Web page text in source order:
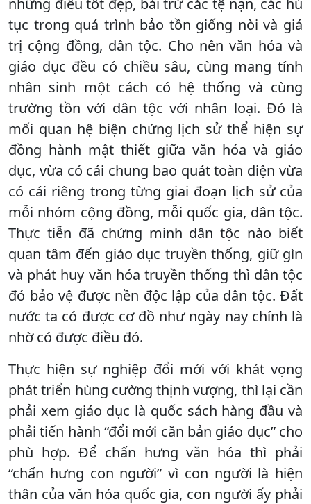
những điều tốt đẹp, bài trừ các tệ nạn, các hủ
tục trong quá trình bảo tồn giống nòi và giá
trị cộng đồng, dân tộc. Cho nên văn hóa và
giáo dục đều có chiều sâu, cùng mang tính
nhân sinh một cách có hệ thống và cùng
trường tồn với dân tộc với nhân loại. Đó là
mối quan hệ biện chứng lịch sử thể hiện sự
đồng hành mật thiết giữa văn hóa và giáo
dục, vừa có cái chung bao quát toàn diện vừa
có cái riêng trong từng giai đoạn lịch sử của
mỗi nhóm cộng đồng, mỗi quốc gia, dân tộc.
Thực tiễn đã chứng minh dân tộc nào biết
quan tâm đến giáo dục truyền thống, giữ gìn
và phát huy văn hóa truyền thống thì dân tộc
đó bảo vệ được nền độc lập của dân tộc. Đất
nước ta có được cơ đồ như ngày nay chính là
nhờ có được điều đó.
Thực hiện sự nghiệp đổi mới với khát vọng
phát triển hùng cường thịnh vượng, thì lại cần
phải xem giáo dục là quốc sách hàng đầu và
phải tiến hành “đổi mới căn bản giáo dục” cho
phù hợp. Để chấn hưng văn hóa thì phải
“chấn hưng con người” vì con người là hiện
thân của văn hóa quốc gia, con người ấy phải